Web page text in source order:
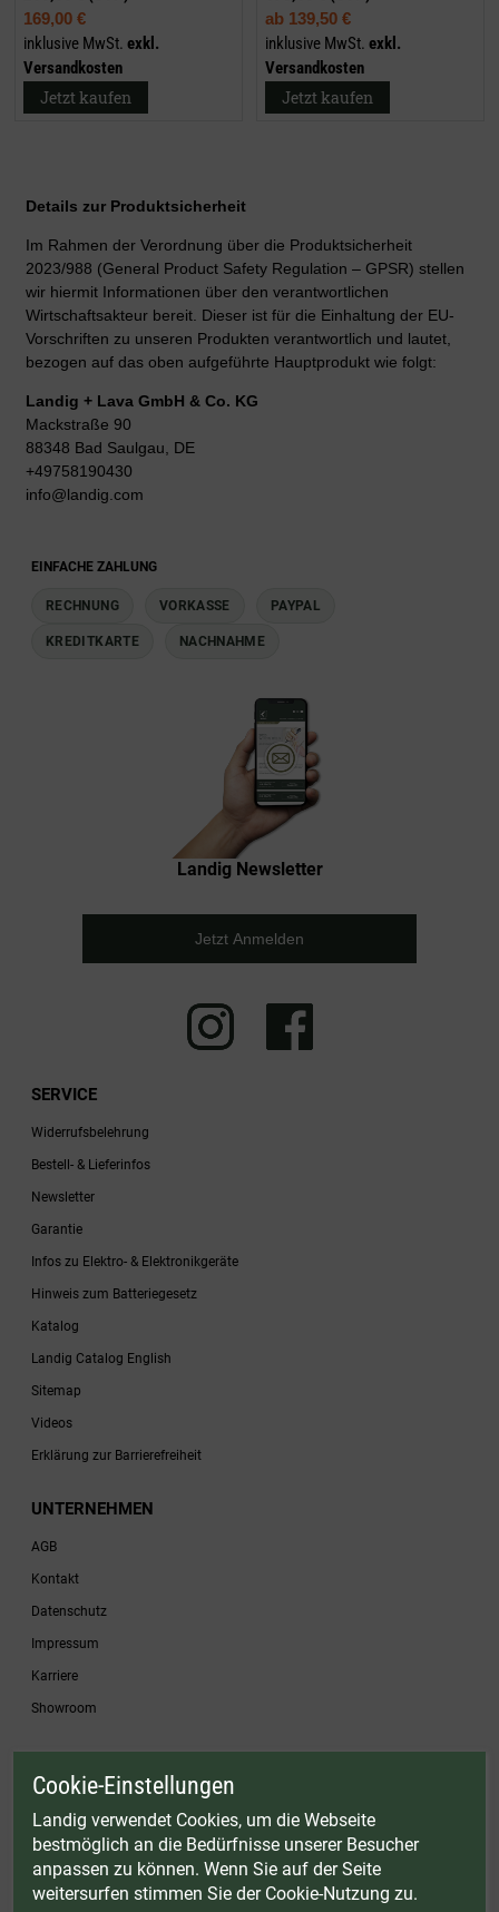
169,00 €
inklusive MwSt. exkl.
Versandkosten
Jetzt kaufen
ab 139,50 €
inklusive MwSt. exkl.
Versandkosten
Jetzt kaufen
Details zur Produktsicherheit
Im Rahmen der Verordnung über die Produktsicherheit
2023/988 (General Product Safety Regulation – GPSR) stellen
wir hiermit Informationen über den verantwortlichen
Wirtschaftsakteur bereit. Dieser ist für die Einhaltung der EU-
Vorschriften zu unseren Produkten verantwortlich und lautet,
bezogen auf das oben aufgeführte Hauptprodukt wie folgt:
Landig + Lava GmbH & Co. KG
Mackstraße 90
88348 Bad Saulgau, DE
+49758190430
info@landig.com
EINFACHE ZAHLUNG
RECHNUNG VORKASSE PAYPAL
KREDITKARTE NACHNAHME
Landig Newsletter
Jetzt Anmelden
SERVICE
Widerrufsbelehrung
Bestell- & Lieferinfos
Newsletter
Garantie
Infos zu Elektro- & Elektronikgeräte
Hinweis zum Batteriegesetz
Katalog
Landig Catalog English
Sitemap
Videos
Erklärung zur Barrierefreiheit
UNTERNEHMEN
AGB
Kontakt
Datenschutz
Impressum
Karriere
Showroom
* Gültig bis einschließlich 17.08.2026. Keine Barauszahlung möglich. Nicht mit
Zubehörartikel. Nicht einlösbar auf bereits rabattierte Sets.
© Landig 1982-2026 (44 Jahre Qualität)
Alle Preise inkl. gesetzl. Mehrwertsteuer, zuzüglich Versandkosten
Weitere Marken oder Shops der Landig + Lava GmbH & Co. KG: LAVA - Vakuumiergeräte
Cookie-Einstellungen
Landig verwendet Cookies, um die Webseite
bestmöglich an die Bedürfnisse unserer Besucher
anpassen zu können. Wenn Sie auf der Seite
weitersurfen stimmen Sie der Cookie-Nutzung zu.